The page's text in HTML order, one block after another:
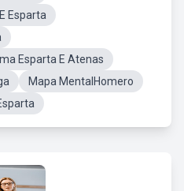
Esparta
Esparta E Atenas
Mapa MentalHomero